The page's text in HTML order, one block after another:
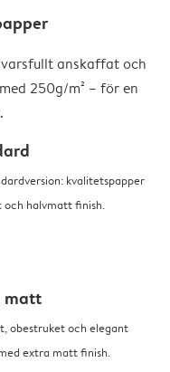
anskaffat och
250g/m² – för en
kvalitetspapper
och halvmatt finish.
matt
obestruket och elegant
extra matt finish.